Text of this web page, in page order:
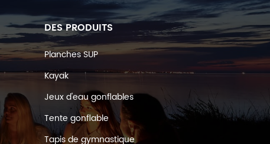
DES PRODUITS
Planches SUP
Kayak
Jeux d'eau gonflables
Tente gonflable
Tapis de gymnastique